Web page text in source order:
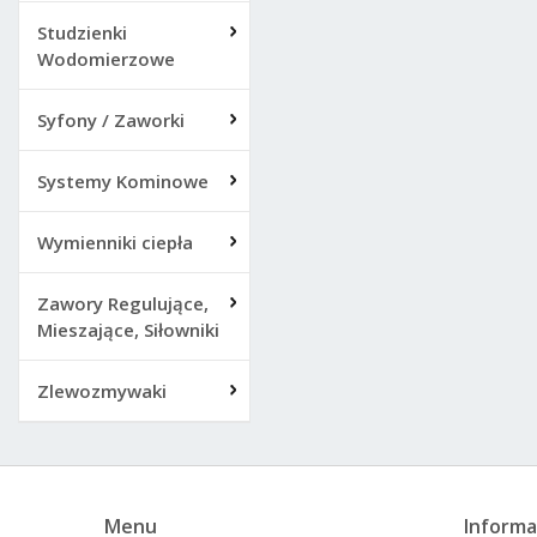
Studzienki
Wodomierzowe
Syfony / Zaworki
Systemy Kominowe
Wymienniki ciepła
Zawory Regulujące,
Mieszające, Siłowniki
Zlewozmywaki
Menu